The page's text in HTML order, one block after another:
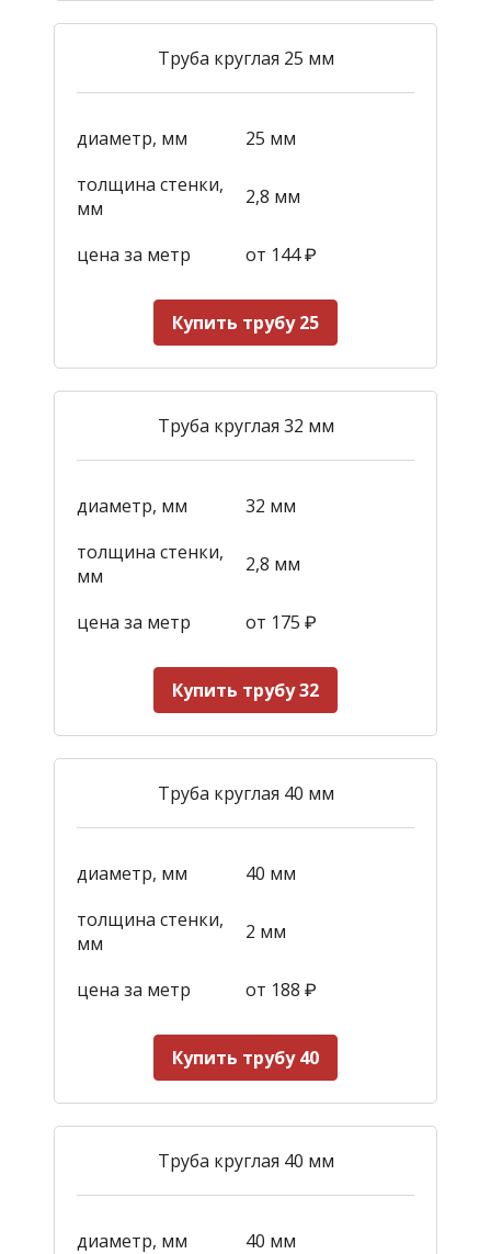
Труба круглая 25 мм
диаметр, мм
25 мм
толщина стенки,
мм
2,8 мм
цена за метр от 144₽
Купить трубу 25
Труба круглая 32 мм
диаметр, мм
32 мм
толщина стенки,
мм
2,8 мм
цена за метр от 175 ₽
Купить трубу 32
Труба круглая 40 мм
диаметр, мм
40 мм
толщина стенки,
мм
2 мм
цена за метр от 188 ₽
Купить трубу 40
Труба круглая 40 мм
диаметр, мм
40 мм